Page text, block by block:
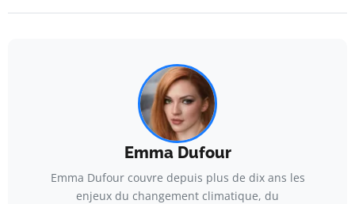
Emma Dufour
Emma Dufour couvre depuis plus de dix ans les
enjeux du changement climatique, du